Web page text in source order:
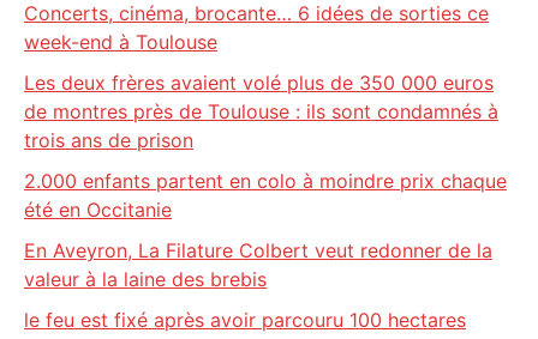
Concerts, cinéma, brocante… 6 idées de sorties ce
week-end à Toulouse
Les deux frères avaient volé plus de 350 000 euros
de montres près de Toulouse : ils sont condamnés à
trois ans de prison
2.000 enfants partent en colo à moindre prix chaque
été en Occitanie
En Aveyron, La Filature Colbert veut redonner de la
valeur à la laine des brebis
le feu est fixé après avoir parcouru 100 hectares